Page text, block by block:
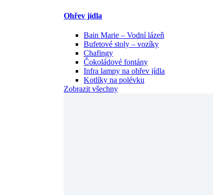
Ohřev jídla
Bain Marie – Vodní lázeň
Bufetové stoly – vozíky
Chafingy
Čokoládové fontány
Infra lampy na ohřev jídla
Kotlíky na polévku
Zobrazit všechny